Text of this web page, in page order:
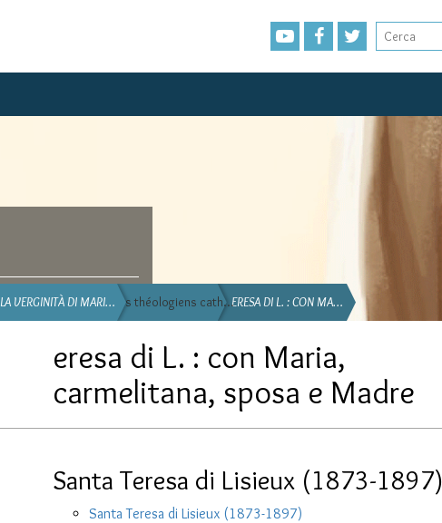
LA VERGINITÀ DI MARI…Des théologiens cath…ERESA DI L. : CON MA…
eresa di L. : con Maria,
carmelitana, sposa e Madre
Santa Teresa di Lisieux (1873-1897)
Santa Teresa di Lisieux (1873-1897)